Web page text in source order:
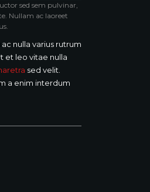
sed sem pulvinar,
Nullam ac laoreet
nulla varius rutrum
et leo vitae nulla
sed velit.
a enim interdum